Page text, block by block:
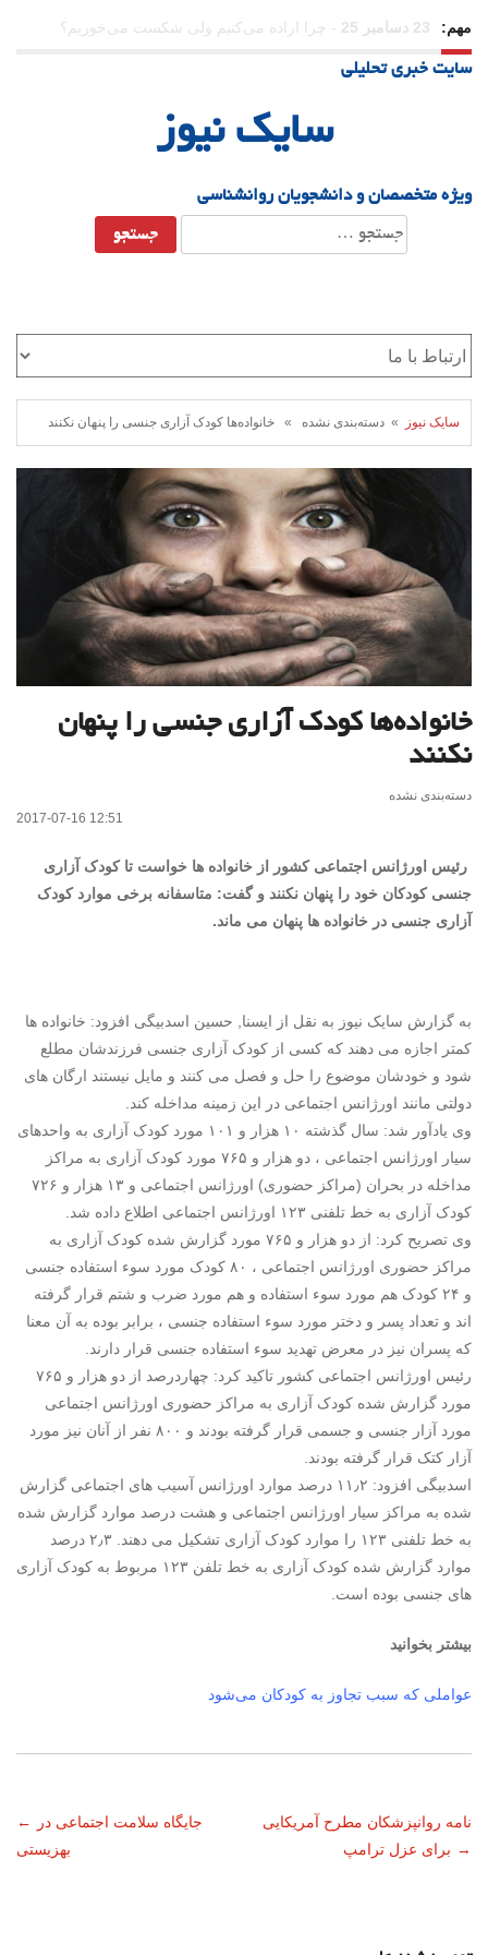
مهم: 21 دسامبر 25 - یلدا؛ نماد تاب‌آوری اجتماعی در روزگار دشوار
سایت خبری تحلیلی
سایک نیوز
ویژه متخصصان و دانشجویان روانشناسی
جستجو
برای:
سایک نیوز » دسته‌بندی نشده » خانواده‌ها کودک آزاری جنسی را پنهان نکنند
خانواده‌ها کودک آزاری جنسی را پنهان
نکنند
دسته‌بندی نشده
2017-07-16 12:51
رئیس اورژانس اجتماعی کشور از خانواده ها خواست تاکودک آزاری
جنسیکودکان خود را پنهان نکنند و گفت: متاسفانه برخی مواردکودک
آزاری جنسی در خانواده ها پنهان می ماند.
به گزارش سایک نیوز به نقل از ایسنا, حسین اسدبیگی افزود: خانواده ها
کمتر اجازه می دهند که کسی از کودک آزاری جنسی فرزندشان مطلع
شود و خودشان موضوع را حل و فصل می کنند و مایل نیستند ارگان های
دولتی مانند اورژانس اجتماعی در این زمینه مداخله کند.
وی یادآور شد: سال گذشته ۱۰ هزار و ۱۰۱ مورد
کودک آزاری به واحدهای
سیار اورژانس اجتماعی ، دو هزار و ۷۶۵ مورد
کودک آزاری به مراکز
مداخله در بحران (مراکز حضوری) اورژانس اجتماعی و ۱۳ هزار و ۷۲۶
کودک آزاری به خط تلفنی ۱۲۳ اورژانس اجتماعی اطلاع داده شد.
وی تصریح کرد: از دو هزار و ۷۶۵ مورد گزارش شده
کودک آزاری به
مراکز حضوری اورژانس اجتماعی ، ۸۰
کودک مورد سوء استفاده جنسی
و ۲۴
کودک هم مورد سوء استفاده و هم مورد ضرب و شتم قرار گرفته
اند و تعداد پسر و دختر مورد سوء استفاده جنسی ، برابر بوده به آن معنا
که پسران نیز در معرض تهدید سوء استفاده جنسی قرار دارند.
رئیس اورژانس اجتماعی کشور تاکید کرد: چهاردرصد از دو هزار و ۷۶۵
مورد گزارش شده کودک آزاری به مراکز حضوری اورژانس اجتماعی
مورد آزار جنسی و جسمی قرار گرفته بودند و ۸۰۰ نفر از آنان نیز مورد
آزار کتک قرار گرفته بودند.
اسدبیگی افزود: ۱۱٫۲ درصد موارد اورژانس آسیب های اجتماعی گزارش
شده به مراکز سیار اورژانس اجتماعی و هشت درصد موارد گزارش شده
به خط تلفنی ۱۲۳ را موارد
کودک
آزاری تشکیل می دهند. ۲٫۳ درصد
موارد گزارش شده کودک آزاری به خط تلفن ۱۲۳ مربوط به کودک آزاری
های جنسی بوده است.
بیشتر بخوانید
عواملی که سبب تجاوز به کودکان می‌شود
ناوبری
نوشته
←
جایگاه سلامت اجتماعی در
بهزیستی
نامه روانپزشکان مطرح آمریکایی
برای عزل ترامپ →